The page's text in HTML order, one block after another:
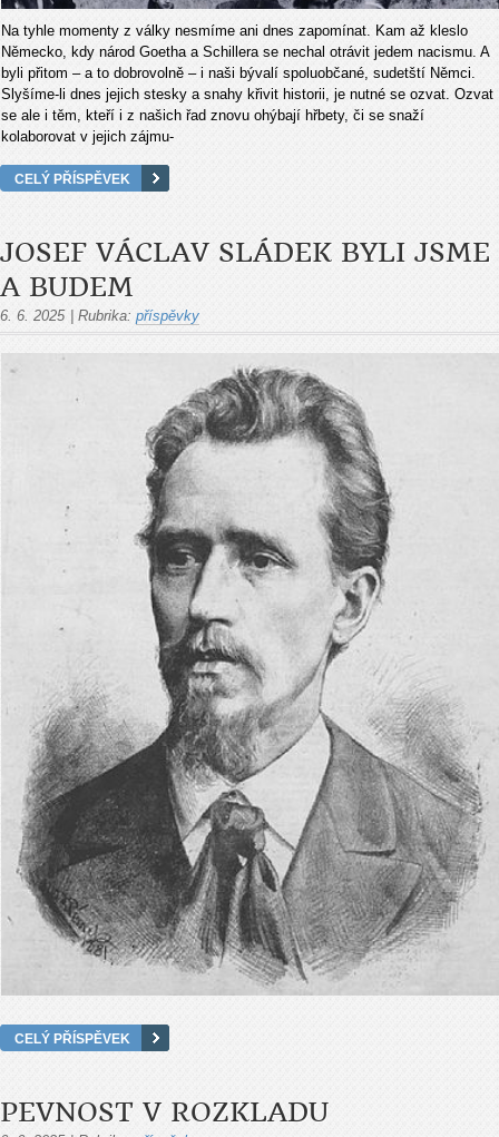
Na tyhle momenty z války nesmíme ani dnes zapomínat. Kam až kleslo
Německo, kdy národ Goetha a Schillera se nechal otrávit jedem nacismu. A
byli přitom – a to dobrovolně – i naši bývalí spoluobčané, sudetští Němci.
Slyšíme-li dnes jejich stesky a snahy křivit historii, je nutné se ozvat. Ozvat
se ale i těm, kteří i z našich řad znovu ohýbají hřbety, či se snaží
kolaborovat v jejich zájmu-
CELÝ PŘÍSPĚVEK
JOSEF VÁCLAV SLÁDEK BYLI JSME
A BUDEM
6. 6. 2025 Rubrika: příspěvky
CELÝ PŘÍSPĚVEK
PEVNOST V ROZKLADU